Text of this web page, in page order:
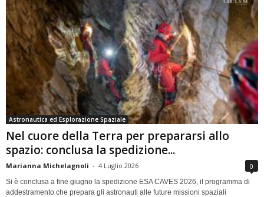
Astronautica ed Esplorazione Spaziale
Nel cuore della Terra per prepararsi allo
spazio: conclusa la spedizione...
Marianna Michelagnoli - 4 Luglio 2026 0
Si è conclusa a fine giugno la spedizione ESA CAVES 2026, il programma di
addestramento che prepara gli astronauti alle future missioni spaziali